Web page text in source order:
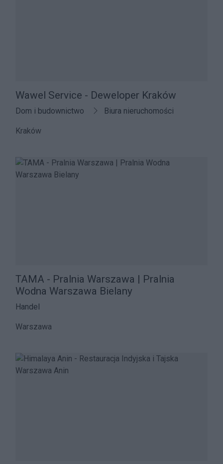
Wawel Service - Deweloper Kraków
Dom i budownictwo Biura nieruchomości
Kraków
TAMA - Pralnia Warszawa | Pralnia
Wodna Warszawa Bielany
Handel
Warszawa